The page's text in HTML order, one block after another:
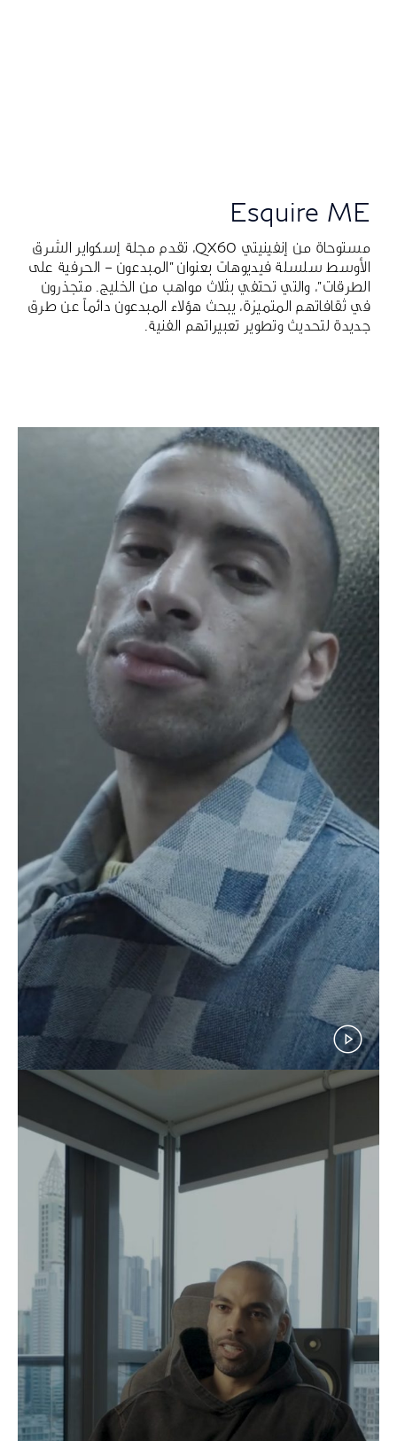
Esquire ME
مستوحاة من إنفينيتي QX60، تقدم مجلة إسكواير الشرق
الأوسط سلسلة فيديوهات بعنوان "المبدعون – الحرفية على
الطرقات"، والتي تحتفي بثلاث مواهب من الخليج. متجذرون
في ثقافاتهم المتميزة، يبحث هؤلاء المبدعون دائماً عن طرق
جديدة لتحديث وتطوير تعبيراتهم الفنية.